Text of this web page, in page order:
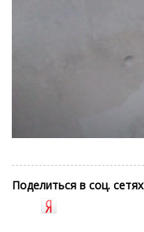
Поделиться в соц. сетях